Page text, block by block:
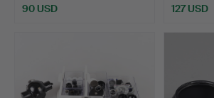
90 USD 127 USD